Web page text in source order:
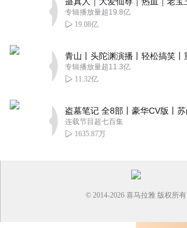
专辑播放量超19.8亿
19.08亿
专辑播放量超11.3亿
11.32亿
连载节目超七百集
1635.87万
© 2014-2026 喜马拉雅 版权所有